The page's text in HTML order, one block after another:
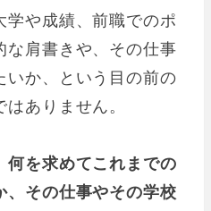
学や成績、前職でのポ
な肩書きや、その仕事
か、という目の前の
ありません。
何を求めてこれまでの
、その仕事やその学校